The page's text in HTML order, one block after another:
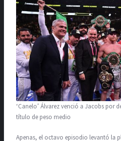
‘Canelo’ Álvarez venció a Jacobs por
título de peso medio
Apenas, el octavo episodio levantó la